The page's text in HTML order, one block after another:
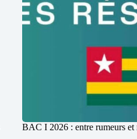
BAC I 2026 : entre rumeurs et